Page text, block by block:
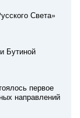
Света»
Бутиной
первое
направлений